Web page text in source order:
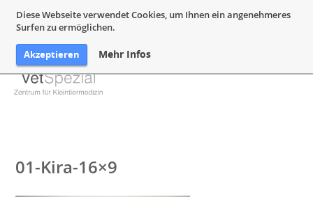
Diese Webseite verwendet Cookies, um Ihnen ein angenehmeres
Surfen zu ermöglichen.
Akzeptieren Mehr Infos
01-Kira-16×9